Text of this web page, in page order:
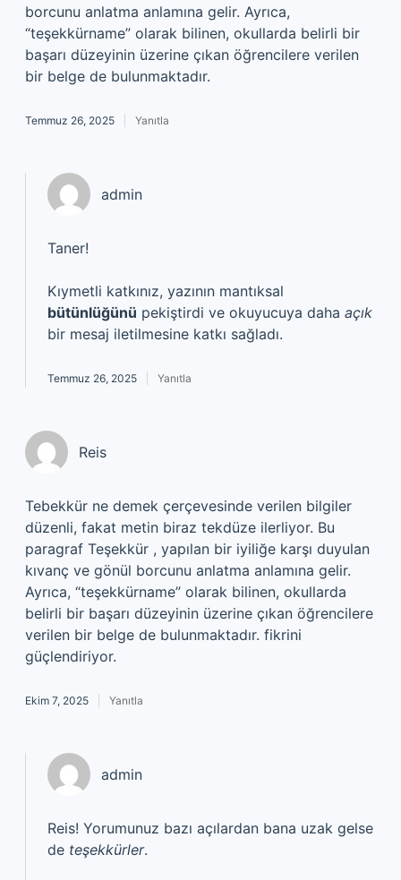
borcunu anlatma anlamına gelir. Ayrıca,
“teşekkürname” olarak bilinen, okullarda belirli bir
başarı düzeyinin üzerine çıkan öğrencilere verilen
bir belge de bulunmaktadır.
Temmuz 26, 2025 Yanıtla
admin
Taner!
Kıymetli katkınız, yazının mantıksal
bütünlüğünü pekiştirdi ve okuyucuya daha açık
bir mesaj iletilmesine katkı sağladı.
Temmuz 26, 2025 Yanıtla
Reis
Tebekkür ne demek çerçevesinde verilen bilgiler
düzenli, fakat metin biraz tekdüze ilerliyor. Bu
paragraf Teşekkür , yapılan bir iyiliğe karşı duyulan
kıvanç ve gönül borcunu anlatma anlamına gelir.
Ayrıca, “teşekkürname” olarak bilinen, okullarda
belirli bir başarı düzeyinin üzerine çıkan öğrencilere
verilen bir belge de bulunmaktadır. fikrini
güçlendiriyor.
Ekim 7, 2025 Yanıtla
admin
Reis! Yorumunuz bazı açılardan bana uzak gelse
de teşekkürler.